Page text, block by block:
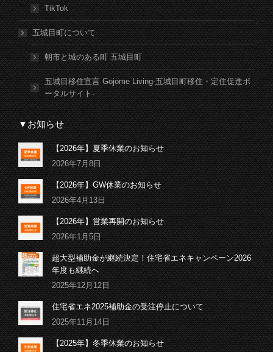
TikTok
五城目町について
朝市と城のある町 五城目町
五城目移住宣言 Gojome Living-五城目町移住・定住促進ポ
ータルサイト-
▼お知らせ
【2026年】夏季休業のお知らせ
2026年7月8日
【2026年】GW休業のお知らせ
2026年4月13日
【2026年】営業再開のお知らせ
2026年1月5日
超大型補助金が継続決定！住宅省エネキャンペーン2026
年度も継続へ
2025年12月12日
住宅省エネ2025補助金の受注停止について
2025年11月14日
【2025年】冬季休業のお知らせ